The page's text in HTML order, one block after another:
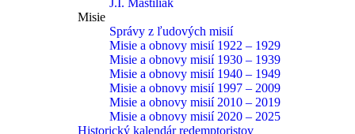
J.I. Mastiliak
Misie
Správy z ľudových misií
Misie a obnovy misií 1922 – 1929
Misie a obnovy misií 1930 – 1939
Misie a obnovy misií 1940 – 1949
Misie a obnovy misií 1997 – 2009
Misie a obnovy misií 2010 – 2019
Misie a obnovy misií 2020 – 2025
Historický kalendár redemptoristov